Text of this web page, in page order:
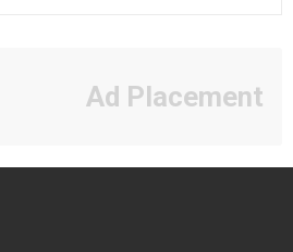
Ad Placement